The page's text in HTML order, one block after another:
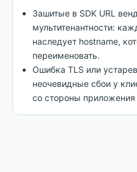
Зашитые в SDK URL
мультитенантности:
наследует hostname,
переименовать.
Ошибка TLS или
неочевидные сбои у
со стороны приложения